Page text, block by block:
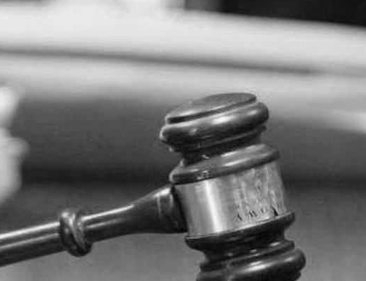
Obrona w sądzie
Reprezentacja procesowa Doradztwo & konsulting